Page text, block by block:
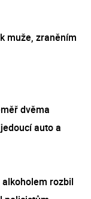
muže, zraněním
dvěma
auto a
rozbil